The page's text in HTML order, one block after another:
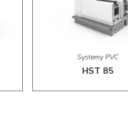
Systemy PVC
HST 85